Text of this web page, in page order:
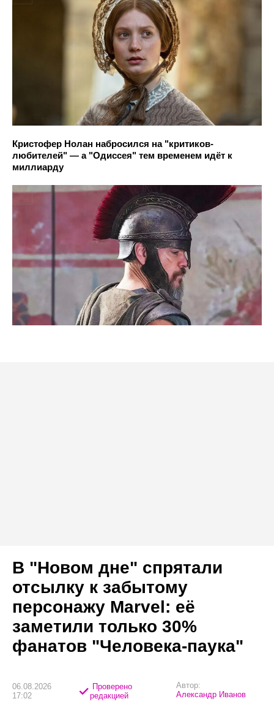
Кристофер Нолан набросился на "критиков-
любителей" — а "Одиссея" тем временем идёт к
миллиарду
В "Новом дне" спрятали
отсылку к забытому
персонажу Marvel: её
заметили только 30%
фанатов "Человека-паука"
06.08.2026
17:02
Проверено
редакцией
Автор:
Александр Иванов